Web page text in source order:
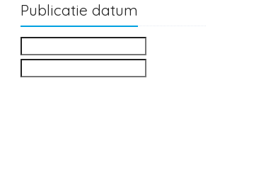
Publicatie datum